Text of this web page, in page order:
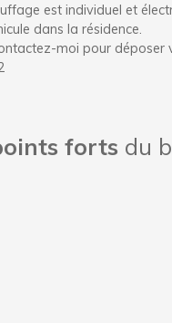
est individuel et
dans la résidence.
moi pour
forts du